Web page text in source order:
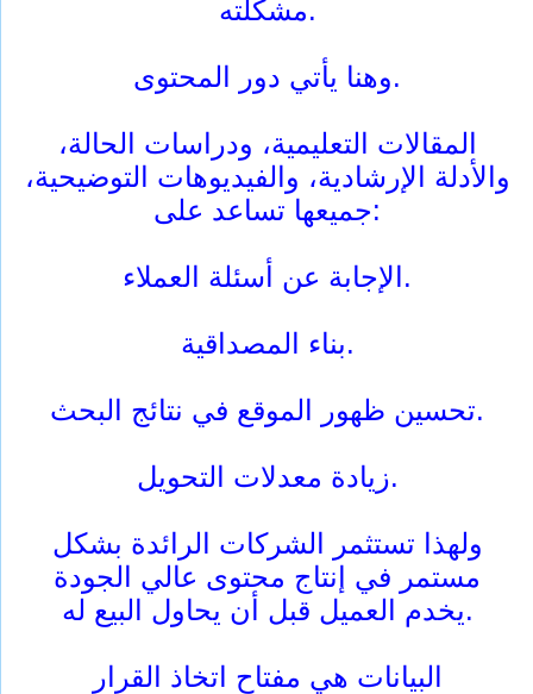
مشكلته.
وهنا يأتي دور المحتوى.
المقالات التعليمية، ودراسات الحالة،
والأدلة الإرشادية، والفيديوهات التوضيحية،
جميعها تساعد على:
الإجابة عن أسئلة العملاء.
بناء المصداقية.
تحسين ظهور الموقع في نتائج البحث.
زيادة معدلات التحويل.
ولهذا تستثمر الشركات الرائدة بشكل
مستمر في إنتاج محتوى عالي الجودة
يخدم العميل قبل أن يحاول البيع له.
البيانات هي مفتاح اتخاذ القرار